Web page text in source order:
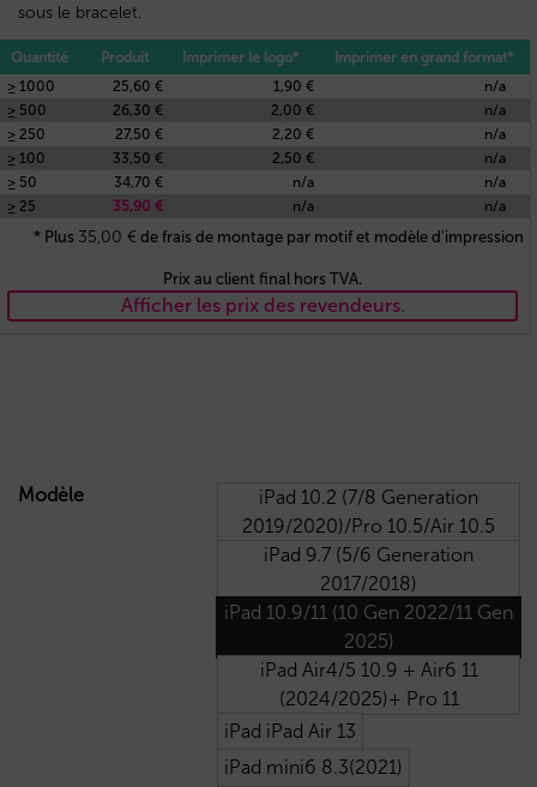
sous le bracelet.
Quantité Produit Imprimer le logo*
Imprimer en grand format*
≥ 1000
25,60 € 1,90 €
n/a
≥ 500
26,30 € 2,00 €
n/a
≥ 250
27,50 € 2,20 €
n/a
≥ 100
33,50 € 2,50 €
n/a
≥ 50
34,70 € n/a
n/a
≥ 25
35,90 € n/a n/a
* Plus 35,00 € de frais de montage par motif et modèle d'impression
Prix au client final hors TVA.
Afficher les prix des revendeurs.
Modèle
iPad 10.2 (7/8 Generation
2019/2020)/Pro 10.5/Air 10.5
iPad 9.7 (5/6 Generation
2017/2018)
iPad 10.9/11 (10 Gen 2022/11 Gen
2025)
iPad Air4/5 10.9 + Air6 11
(2024/2025)+ Pro 11
iPad iPad Air 13
iPad mini6 8.3(2021)